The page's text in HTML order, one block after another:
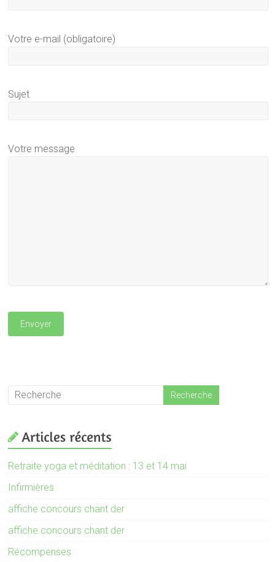
Votre e-mail (obligatoire)
Sujet
Votre message
Retraite yoga et méditation : 13 et 14 mai
Infirmières
affiche concours chant der
affiche concours chant der
Récompenses